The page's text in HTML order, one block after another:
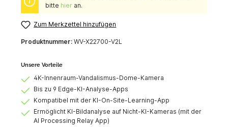
bitte hieran.
Zum Merkzettel hinzufügen
Produktnummer: WV-X22700-V2L
Unsere Vorteile
4K-Innenraum-Vandalismus-Dome-Kamera
Bis zu 9 Edge-KI-Analyse-Apps
Kompatibel mit der KI-On-Site-Learning-App
Ermöglicht KI-Bildanalyse auf Nicht-KI-Kameras (mit der
AI Processing Relay App)